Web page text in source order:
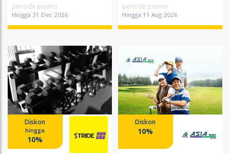
periode promo
Hingga 31 Dec 2026
periode promo
Hingga 11 Aug 2026
Diskon
hingga
10%
Diskon
10%